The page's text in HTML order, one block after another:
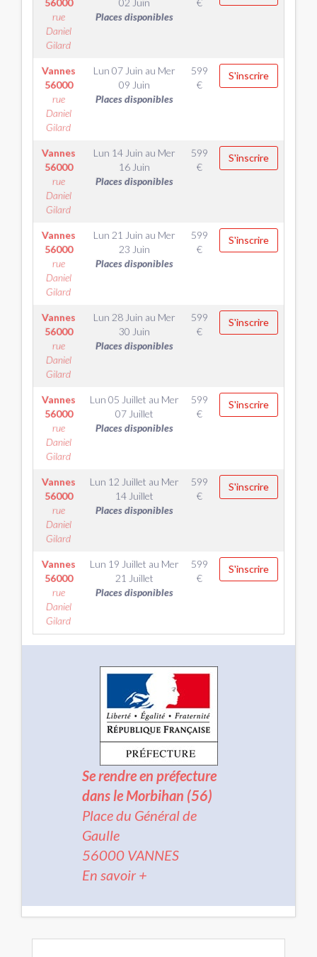
56000
rue
Daniel
Gilard
02 Juin
Places disponibles
€
Vannes
56000
rue
Daniel
Gilard
Lun 07 Juin au Mer
09 Juin
Places disponibles
599
€
S'inscrire
Vannes
56000
rue
Daniel
Gilard
Lun 14 Juin au Mer
16 Juin
Places disponibles
599
€
S'inscrire
Vannes
56000
rue
Daniel
Gilard
Lun 21 Juin au Mer
23 Juin
Places disponibles
599
€
S'inscrire
Vannes
56000
rue
Daniel
Gilard
Lun 28 Juin au Mer
30 Juin
Places disponibles
599
€
S'inscrire
Vannes
56000
rue
Daniel
Gilard
Lun 05 Juillet au Mer
07 Juillet
Places disponibles
599
€
S'inscrire
Vannes
56000
rue
Daniel
Gilard
Lun 12 Juillet au Mer
14 Juillet
Places disponibles
599
€
S'inscrire
Vannes
56000
rue
Daniel
Gilard
Lun 19 Juillet au Mer
21 Juillet
Places disponibles
599
€
S'inscrire
Se rendre en préfecture
dans le Morbihan (56)
Place du Général de
Gaulle
56000 VANNES
En savoir +